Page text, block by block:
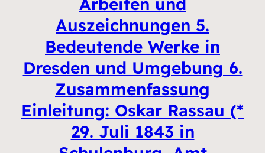
Auszeichnungen 5.
Bedeutende Werke in
Dresden und Umgebung 6.
Zusammenfassung
Einleitung: Oskar Rassau (*
29. Juli 1843 in